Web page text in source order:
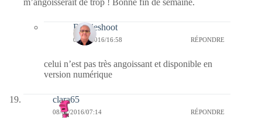
m’angoisserait de trop ! Bonne fin de semaine.
Bernieshoot
08/01/2016/16:58 RÉPONDRE
celui n’est pas très angoissant et disponible en
version numérique
clara65
08/01/2016/07:14 RÉPONDRE